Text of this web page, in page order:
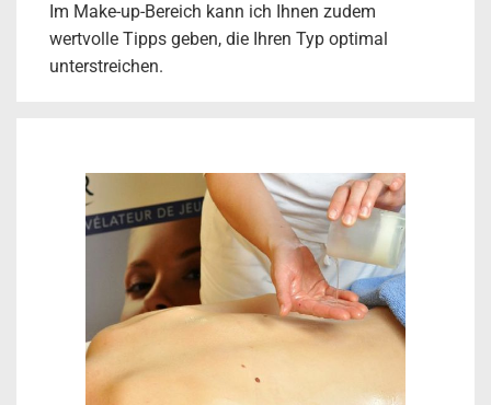
Im Make-up-Bereich kann ich Ihnen zudem
wertvolle Tipps geben, die Ihren Typ optimal
unterstreichen.